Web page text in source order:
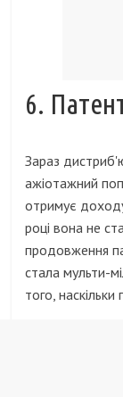
6.
Зараз
ажіотажний
отримує
році вона не
продовження
стала мульти-
того,